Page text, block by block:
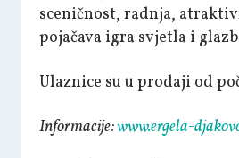
sceničnost, radnja,
pojačava igra svjetla i
Ulaznice su u prodaji od
Informacije:www.ergela-